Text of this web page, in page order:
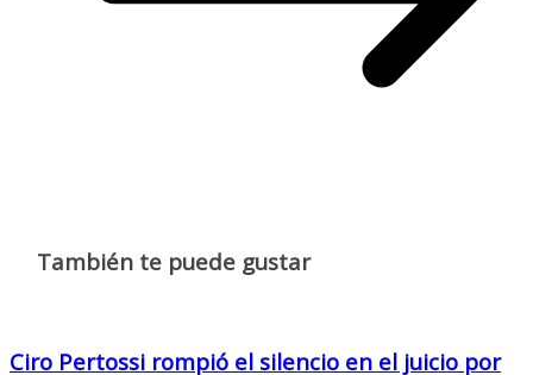
También te puede gustar
Ciro Pertossi rompió el silencio en el juicio por